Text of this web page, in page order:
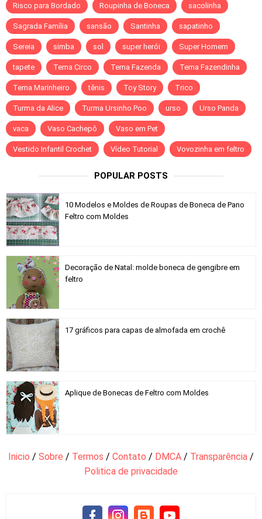
Risco para Bordado Roupinha de Boneca sacolinha
Sagrada Família sansão Santinha sapatinho
Sereia simba sol super herói Super Homem
tapete Tema Circo Tema Fazenda Tema Fazendinha
Tema Marinheiro tênis Toy Story Trico
Turma da Alice Turma Ursinho Poo urso Urso Panda
vaca Vaso Cachepô Vaso em Pet
Vestido Infantil Crochet Vídeo Tutorial Vovozinha em feltro
POPULAR POSTS
10 Modelos e Moldes de Roupas de Boneca de Pano
Feltro com Moldes
Decoração de Natal: molde boneca de gengibre em
feltro
17 gráficos para capas de almofada em crochê
Aplique de Bonecas de Feltro com Moldes
Inicio / Sobre / Termos / Contato / DMCA / Transparência /
Politica de privacidade